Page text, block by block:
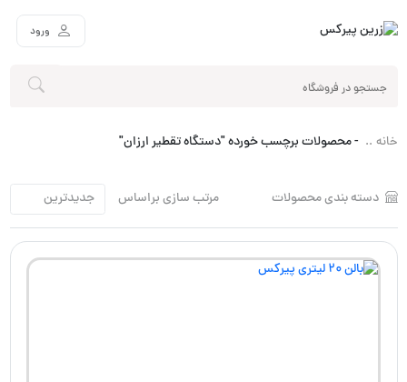
ورود
خانه -محصولات برچسب خورده "دستگاه تقطیر ارزان"
دسته بندی محصولات مرتب سازی براساس